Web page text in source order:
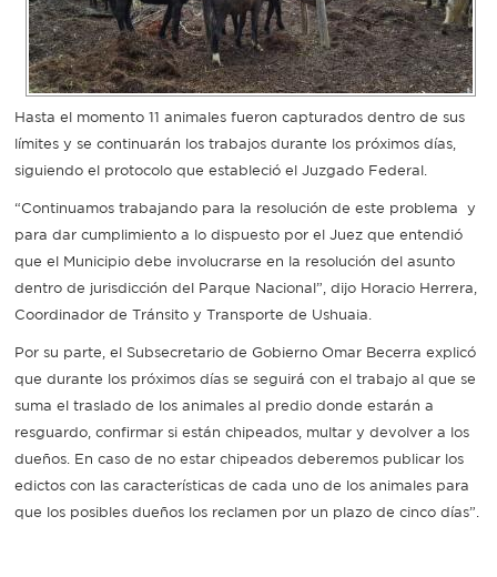
Recorrido
colectivos
Recarga
Hasta el momento 11 animales fueron capturados dentro de sus
límites y se continuarán los trabajos durante los próximos días,
siguiendo el protocolo que estableció el Juzgado Federal.
“Continuamos trabajando para la resolución de este problema y
para dar cumplimiento a lo dispuesto por el Juez que entendió
que el Municipio debe involucrarse en la resolución del asunto
dentro de jurisdicción del Parque Nacional”, dijo Horacio Herrera,
Coordinador de Tránsito y Transporte de Ushuaia.
Por su parte, el Subsecretario de Gobierno Omar Becerra explicó
que durante los próximos días se seguirá con el trabajo al que se
suma el traslado de los animales al predio donde estarán a
resguardo, confirmar si están chipeados, multar y devolver a los
dueños. En caso de no estar chipeados deberemos publicar los
edictos con las características de cada uno de los animales para
que los posibles dueños los reclamen por un plazo de cinco días”.